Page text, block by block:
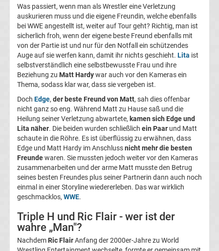
League
Ergebnisse
Conference
League
Erg.
Conference
League
Tabelle
1
Was passiert, wenn man als Wrestler eine Verletzung
auskurieren muss und die eigene Freundin, welche ebenfalls
bei WWE angestellt ist, weiter auf Tour geht? Richtig, man ist
sicherlich froh, wenn der eigene beste Freund ebenfalls mit
von der Partie ist und nur für den Notfall ein schützendes
Auge auf sie werfen kann, damit ihr nichts geschieht. Lita ist
selbstverständlich eine selbstbewusste Frau und ihre
Beziehung zu Matt Hardywar auch vor den Kameras ein
Thema, sodass klar war, dass sie vergeben ist.
Doch Edge, der beste Freund von Matt, sah dies offenbar
nicht ganz so eng. Während Matt zu Hause saß und die
Heilung seiner Verletzung abwartete, kamen sich Edge und
Lita näher. Die beiden wurden schließlich ein Paar und Matt
schaute in die Röhre. Es ist überflüssig zu erwähnen, dass
Edge und Matt Hardy im Anschlussnicht mehr die besten
Freundewaren. Sie mussten jedoch weiter vor den Kameras
zusammenarbeiten und der arme Matt musste den Betrug
seines besten Freundes plus seiner Partnerin dann auch noch
einmal in einer Storyline wiedererleben. Das war wirklich
geschmacklos, WWE.
Triple H und Ric Flair - wer ist der
wahre „Man"?
Nachdem Ric FlairAnfang der 2000er-Jahre zu World